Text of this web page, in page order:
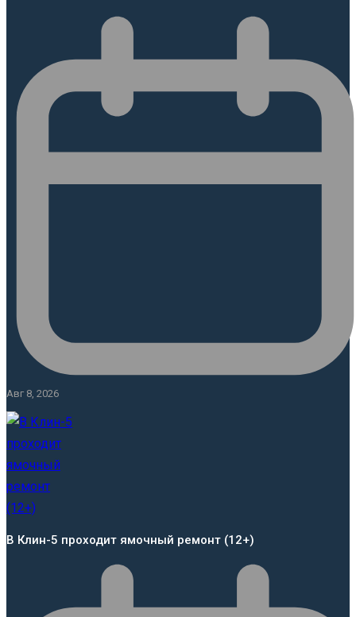
Авг 8, 2026
В Клин-5 проходит ямочный ремонт (12+)